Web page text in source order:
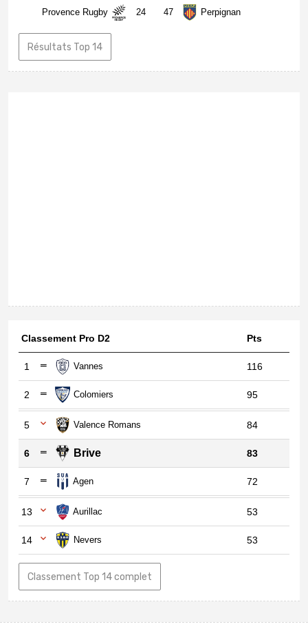
Provence Rugby 24 47 Perpignan
Résultats Top 14
Classement Pro D2 Pts
1 Vannes 116
2 Colomiers 95
5 Valence Romans 84
6 Brive 83
7 Agen 72
13 Aurillac 53
14 Nevers 53
Classement Top 14 complet